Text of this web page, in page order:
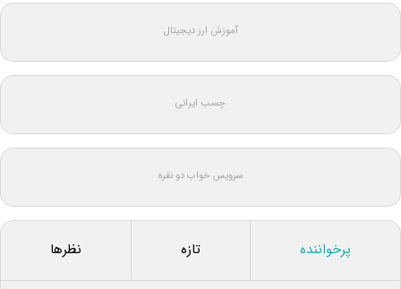
آموزش ارز دیجیتال
چسب ایرانی
سرویس خواب دو نفره
پرخواننده تازه نظرها